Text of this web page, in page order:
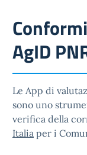
AgID
Le App di
sono uno
verifica della
Italia per i